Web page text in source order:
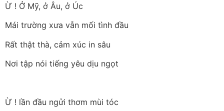
Ừ ! Ở Mỹ, ở Âu, ở Úc
Mái trường xưa vẫn mối tình đầu
Rất thật thà, cảm xúc in sâu
Nơi tập nói tiếng yêu dịu ngọt
Ừ ! lần đầu ngửi thơm mùi tóc